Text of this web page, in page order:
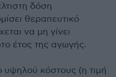
δόση
θεραπευτικό
να μη γίνει
έτος της αγωγής.
κόστους (η τιμή